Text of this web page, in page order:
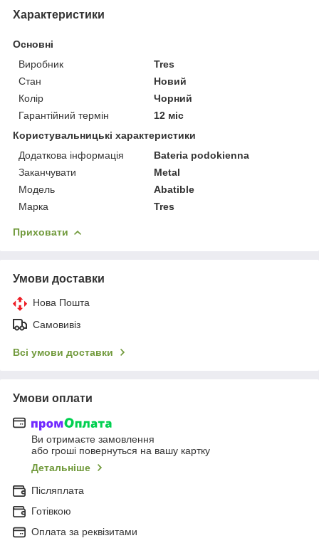
Характеристики
Основні
Виробник
Tres
Стан
Новий
Колір
Чорний
Гарантійний термін
12 міс
Користувальницькі характеристики
Додаткова інформація
Bateria podokienna
Заканчувати
Metal
Мoдель
Abatible
Марка
Tres
Приховати
Умови доставки
Нова Пошта
Самовивіз
Всі умови доставки
Умови оплати
Ви отримаєте замовлення
або гроші повернуться на вашу картку
Детальніше
Післяплата
Готівкою
Оплата за реквізитами